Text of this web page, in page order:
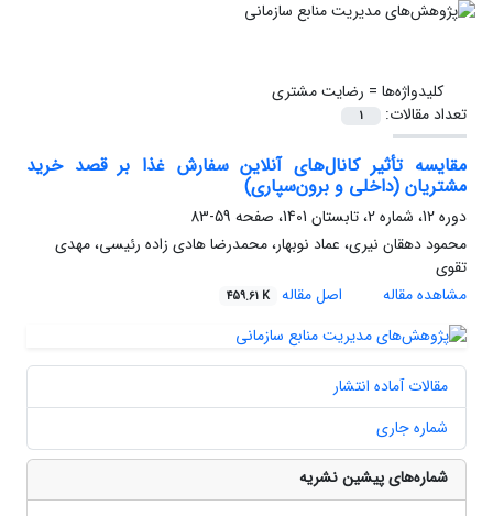
کلیدواژه‌ها = رضایت مشتری
تعداد مقالات:
1
مقایسه تأثیر کانال‌های آنلاین سفارش غذا بر قصد خرید
مشتریان (داخلی و برون‌سپاری)
دوره 12، شماره 2، تابستان 1401، صفحه
59-83
محمود دهقان نیری، عماد نوبهار، محمدرضا هادی زاده رئیسی، مهدی
تقوی
مشاهده مقاله
اصل مقاله 459.61 K
مقالات آماده انتشار
شماره جاری
شماره‌های پیشین نشریه